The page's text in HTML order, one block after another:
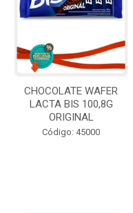
CHOCOLATE WAFER
LACTA BIS 100,8G
ORIGINAL
Código: 45000